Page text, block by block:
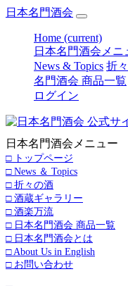
日本名門酒会
Home (current)
日本名門酒会メニ
News & Topics 折
名門酒会 商品一覧
ログイン
日本名門酒会メニュー
□ トップページ
□ News ＆ Topics
□ 折々の酒
□ 酒蔵ギャラリー
□ 酒楽万流
□ 日本名門酒会 商品一覧
□ 日本名門酒会とは
□ About Us in English
□ お問い合わせ